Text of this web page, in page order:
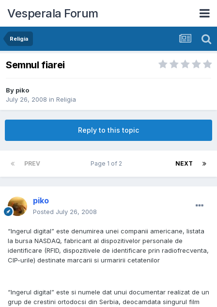
Vesperala Forum
Religia
Semnul fiarei
By piko
July 26, 2008 in Religia
Reply to this topic
PREV NEXT
Page 1 of 2
piko
Posted July 26, 2008
“Ingerul digital” este denumirea unei companii americane, listata
la bursa NASDAQ, fabricant al dispozitivelor personale de
identificare (RFID, dispozitivele de identificare prin radiofrecventa,
CIP-urile) destinate marcarii si urmaririi cetatenilor
“Ingerul digital” este si numele dat unui documentar realizat de un
grup de crestini ortodocsi din Serbia, deocamdata singurul film